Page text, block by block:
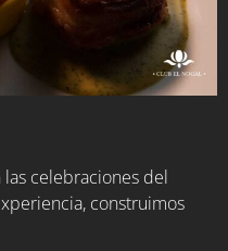
celebraciones del
construimos